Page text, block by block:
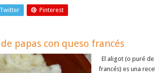
Twitter Pinterest
papas con queso francés
El aligot (o puré
francés) es una